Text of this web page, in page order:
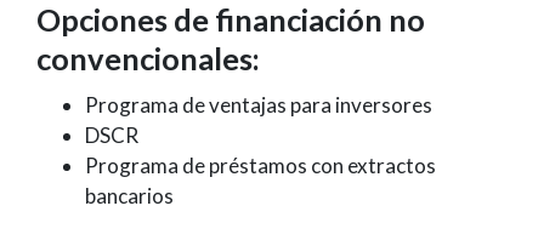
Opciones de financiación no
convencionales:
Programa de ventajas para inversores
DSCR
Programa de préstamos con extractos
bancarios